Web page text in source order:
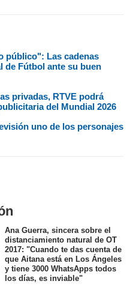
público": Las cadenas
de Fútbol ante su buen
privadas, RTVE podrá
del Mundial 2026
uno de los personajes
Ana Guerra, sincera sobre el
distanciamiento natural de OT
2017: "Cuando te das cuenta de
que Aitana está en Los Ángeles
y tiene 3000 WhatsApps todos
los días, es inviable"